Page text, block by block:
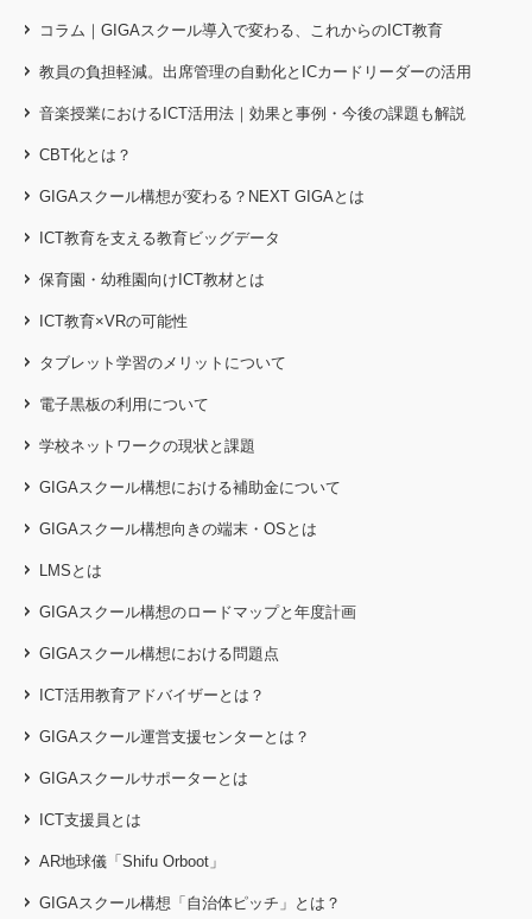
コラム｜GIGAスクール導入で変わる、これからのICT教育
教員の負担軽減。出席管理の自動化とICカードリーダーの活用
音楽授業におけるICT活用法｜効果と事例・今後の課題も解説
CBT化とは？
GIGAスクール構想が変わる？NEXT GIGAとは
ICT教育を支える教育ビッグデータ
保育園・幼稚園向けICT教材とは
ICT教育×VRの可能性
タブレット学習のメリットについて
電子黒板の利用について
学校ネットワークの現状と課題
GIGAスクール構想における補助金について
GIGAスクール構想向きの端末・OSとは
LMSとは
GIGAスクール構想のロードマップと年度計画
GIGAスクール構想における問題点
ICT活用教育アドバイザーとは？
GIGAスクール運営支援センターとは？
GIGAスクールサポーターとは
ICT支援員とは
AR地球儀「Shifu Orboot」
GIGAスクール構想「自治体ピッチ」とは？